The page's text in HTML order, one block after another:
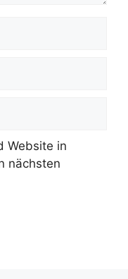
Website in
nächsten